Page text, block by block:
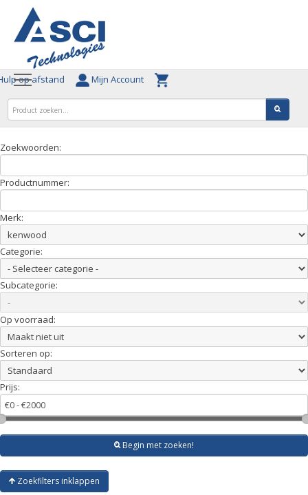
op afstand Mijn Account
Zoekwoorden:
Productnummer:
Merk:
Categorie:
Subcategorie:
Op voorraad:
Sorteren op:
Prijs:
Begin met zoeken!
Zoekfilters inklappen